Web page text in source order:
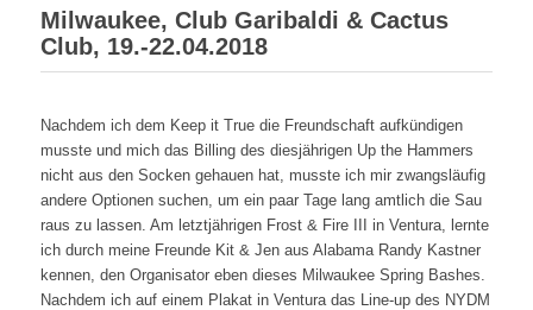
Milwaukee, Club Garibaldi & Cactus
Club, 19.-22.04.2018
Nachdem ich dem Keep it True die Freundschaft aufkündigen
musste und mich das Billing des diesjährigen Up the Hammers
nicht aus den Socken gehauen hat, musste ich mir zwangsläufig
andere Optionen suchen, um ein paar Tage lang amtlich die Sau
raus zu lassen. Am letztjährigen Frost & Fire III in Ventura, lernte
ich durch meine Freunde Kit & Jen aus Alabama Randy Kastner
kennen, den Organisator eben dieses Milwaukee Spring Bashes.
Nachdem ich auf einem Plakat in Ventura das Line-up des NYDM